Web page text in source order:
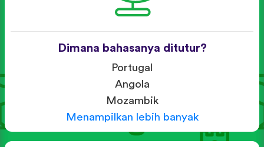
Dimana bahasanya ditutur?
Portugal
Angola
Mozambik
Menampilkan lebih banyak